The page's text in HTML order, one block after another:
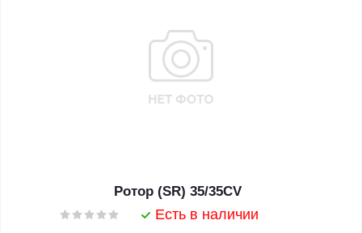
Ротор (SR) 35/35CV
Есть в наличии